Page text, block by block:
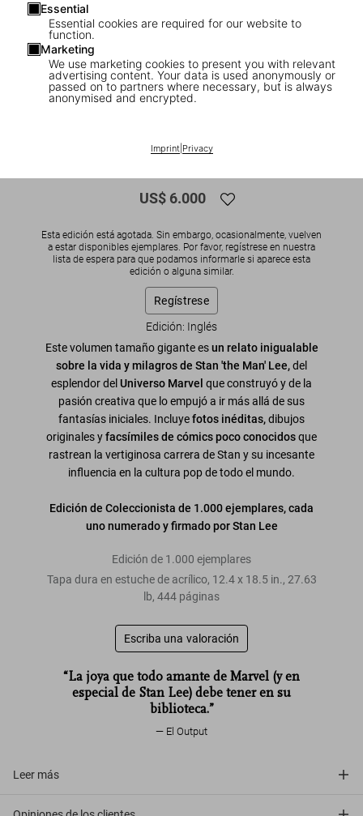
Essential
Essential cookies are required for our website to
function.
Marketing
We use marketing cookies to present you with relevant
advertising content. Your data is used anonymously or
passed on to partners where necessary, but is always
anonymised and encrypted.
Imprint| Privacy
1/37
BABY SUMO
US$ 6.000
Esta edición está agotada. Sin embargo, ocasionalmente, vuelven
a estar disponibles ejemplares. Por favor, regístrese en nuestra
lista de espera para que podamos informarle si aparece esta
edición o alguna similar.
Regístrese
Edición: Inglés
Este volumen tamaño gigante esun relato inigualable
sobre la vida y milagros de Stan 'the Man' Lee,del
esplendor del Universo Marvel que construyó y de la
pasión creativa que lo empujó a ir más allá de sus
fantasías iniciales. Incluyefotos inéditas,dibujos
originales yfacsímiles de cómics poco conocidosque
rastrean la vertiginosa carrera de Stan y su incesante
influencia en la cultura pop de todo el mundo.
Edición de Coleccionista de 1.000 ejemplares, cada
uno numerado y firmado por Stan Lee
Edición de 1.000 ejemplares
Tapa dura en estuche de acrílico, 12.4x 18.5 in., 27.63
lb, 444 páginas
Escriba una valoración
“La joya que todo amante de Marvel (y en
especial de Stan Lee) debe tener en su
biblioteca.”
El Output
Leer más